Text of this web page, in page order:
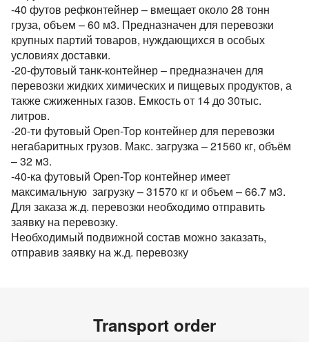
-40 футов рефконтейнер – вмещает около 28 тонн
груза, объем – 60 м3. Предназначен для перевозки
крупных партий товаров, нуждающихся в особых
условиях доставки.
-20-футовый танк-контейнер – предназначен для
перевозки жидких химических и пищевых продуктов, а
также сжиженных газов. Емкость от 14 до 30тыс.
литров.
-20-ти футовый Open-Top контейнер для перевозки
негабаритных грузов. Макс. загрузка – 21560 кг, объём
– 32 м3.
-40-ка футовый Open-Top контейнер имеет
максимальную загрузку – 31570 кг и объем – 66.7 м3.
Для заказа ж.д. перевозки необходимо отправить
заявку на перевозку.
Необходимый подвижной состав можно заказать,
отправив заявку на ж.д. перевозку
Transport order